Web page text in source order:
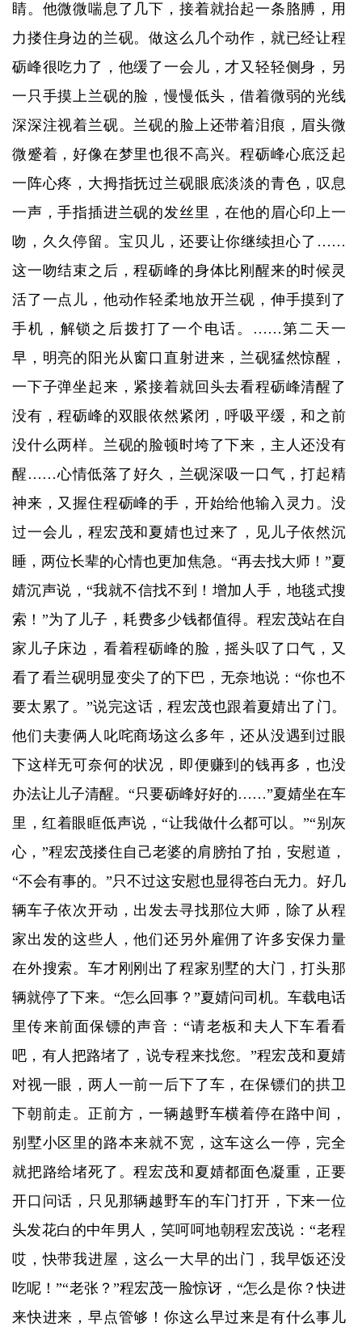
睛。他微微喘息了几下，接着就抬起一条胳膊，用
力搂住身边的兰砚。做这么几个动作，就已经让程
砺峰很吃力了，他缓了一会儿，才又轻轻侧身，另
一只手摸上兰砚的脸，慢慢低头，借着微弱的光线
深深注视着兰砚。兰砚的脸上还带着泪痕，眉头微
微蹙着，好像在梦里也很不高兴。程砺峰心底泛起
一阵心疼，大拇指抚过兰砚眼底淡淡的青色，叹息
一声，手指插进兰砚的发丝里，在他的眉心印上一
吻，久久停留。宝贝儿，还要让你继续担心了……
这一吻结束之后，程砺峰的身体比刚醒来的时候灵
活了一点儿，他动作轻柔地放开兰砚，伸手摸到了
手机，解锁之后拨打了一个电话。……第二天一
早，明亮的阳光从窗口直射进来，兰砚猛然惊醒，
一下子弹坐起来，紧接着就回头去看程砺峰清醒了
没有，程砺峰的双眼依然紧闭，呼吸平缓，和之前
没什么两样。兰砚的脸顿时垮了下来，主人还没有
醒……心情低落了好久，兰砚深吸一口气，打起精
神来，又握住程砺峰的手，开始给他输入灵力。没
过一会儿，程宏茂和夏婧也过来了，见儿子依然沉
睡，两位长辈的心情也更加焦急。“再去找大师！”夏
婧沉声说，“我就不信找不到！增加人手，地毯式搜
索！”为了儿子，耗费多少钱都值得。程宏茂站在自
家儿子床边，看着程砺峰的脸，摇头叹了口气，又
看了看兰砚明显变尖了的下巴，无奈地说：“你也不
要太累了。”说完这话，程宏茂也跟着夏婧出了门。
他们夫妻俩人叱咤商场这么多年，还从没遇到过眼
下这样无可奈何的状况，即便赚到的钱再多，也没
办法让儿子清醒。“只要砺峰好好的……”夏婧坐在车
里，红着眼眶低声说，“让我做什么都可以。”“别灰
心，”程宏茂搂住自己老婆的肩膀拍了拍，安慰道，
“不会有事的。”只不过这安慰也显得苍白无力。好几
辆车子依次开动，出发去寻找那位大师，除了从程
家出发的这些人，他们还另外雇佣了许多安保力量
在外搜索。车才刚刚出了程家别墅的大门，打头那
辆就停了下来。“怎么回事？”夏婧问司机。车载电话
里传来前面保镖的声音：“请老板和夫人下车看看
吧，有人把路堵了，说专程来找您。”程宏茂和夏婧
对视一眼，两人一前一后下了车，在保镖们的拱卫
下朝前走。正前方，一辆越野车横着停在路中间，
别墅小区里的路本来就不宽，这车这么一停，完全
就把路给堵死了。程宏茂和夏婧都面色凝重，正要
开口问话，只见那辆越野车的车门打开，下来一位
头发花白的中年男人，笑呵呵地朝程宏茂说：“老程
哎，快带我进屋，这么一大早的出门，我早饭还没
吃呢！”“老张？”程宏茂一脸惊讶，“怎么是你？快进
来快进来，早点管够！你这么早过来是有什么事儿